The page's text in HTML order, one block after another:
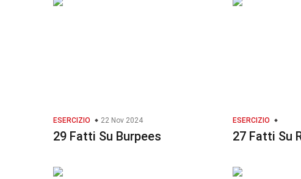
ESERCIZIO 22 Nov 2024
29 Fatti Su Burpees
ESERCIZIO
27 Fatti Su